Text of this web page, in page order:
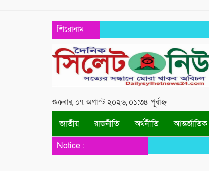
শিরোনাম
শুক্রবার, ০৭ অগাস্ট ২০২৬, ০১:৩৪ পূর্বাহ্ন
জাতীয় রাজনীতি অর্থনীতি আন্তর্জাতিক
Notice :